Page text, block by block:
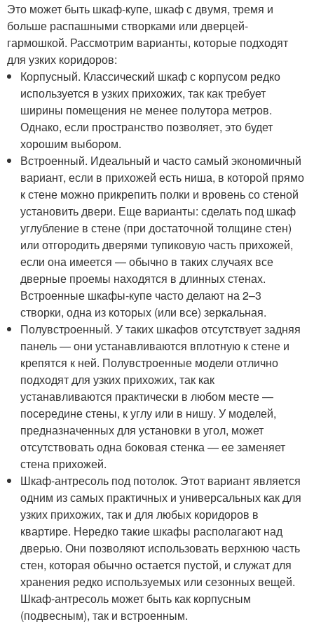
Это может быть шкаф-купе, шкаф с двумя, тремя и
больше распашными створками или дверцей-
гармошкой. Рассмотрим варианты, которые подходят
для узких коридоров:
Корпусный. Классический шкаф с корпусом редко
используется в узких прихожих, так как требует
ширины помещения не менее полутора метров.
Однако, если пространство позволяет, это будет
хорошим выбором.
Встроенный. Идеальный и часто самый экономичный
вариант, если в прихожей есть ниша, в которой прямо
к стене можно прикрепить полки и вровень со стеной
установить двери. Еще варианты: сделать под шкаф
углубление в стене (при достаточной толщине стен)
или отгородить дверями тупиковую часть прихожей,
если она имеется — обычно в таких случаях все
дверные проемы находятся в длинных стенах.
Встроенные шкафы-купе часто делают на 2–3
створки, одна из которых (или все) зеркальная.
Полувстроенный. У таких шкафов отсутствует задняя
панель — они устанавливаются вплотную к стене и
крепятся к ней. Полувстроенные модели отлично
подходят для узких прихожих, так как
устанавливаются практически в любом месте —
посередине стены, к углу или в нишу. У моделей,
предназначенных для установки в угол, может
отсутствовать одна боковая стенка — ее заменяет
стена прихожей.
Шкаф-антресоль под потолок. Этот вариант является
одним из самых практичных и универсальных как для
узких прихожих, так и для любых коридоров в
квартире. Нередко такие шкафы располагают над
дверью. Они позволяют использовать верхнюю часть
стен, которая обычно остается пустой, и служат для
хранения редко используемых или сезонных вещей.
Шкаф-антресоль может быть как корпусным
(подвесным), так и встроенным.